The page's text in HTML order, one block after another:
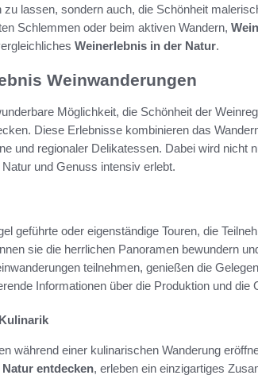
zu lassen, sondern auch, die Schönheit
Schlemmen oder beim aktiven Wandern,
Weinerlebnis in der Natur.
Weinwanderungen
Möglichkeit, die Schönheit der
Diese Erlebnisse kombinieren das
und regionaler Delikatessen. Dabei wird nicht
und Genuss intensiv erlebt.
geführte oder eigenständige Touren, die
sie die herrlichen Panoramen bewundern
teilnehmen, genießen die
Informationen über die Produktion und die
während einer kulinarischen Wanderung
Natur entdecken, erleben ein einzigartiges